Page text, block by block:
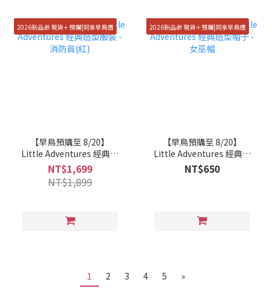
2026新品🎁 現貨＋預購|同享早鳥價
【早鳥預購至 8/20】
Little Adventures 經典造
型服裝 - 消防員(紅)
NT$1,699
NT$1,899
2026新品🎁 現貨＋預購|同享早鳥價
【早鳥預購至 8/20】
Little Adventures 經典造
型帽子 - 女巫帽
NT$650
1 2 3 4 5 »